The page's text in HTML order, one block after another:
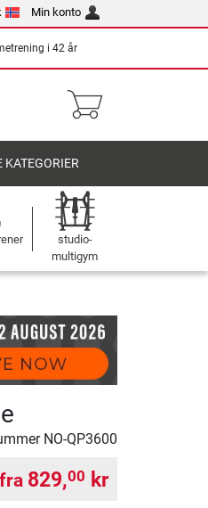
Min konto
i 42 år
KATEGORIER
studio-
multigym
NO-QP3600
fra 829,00 kr